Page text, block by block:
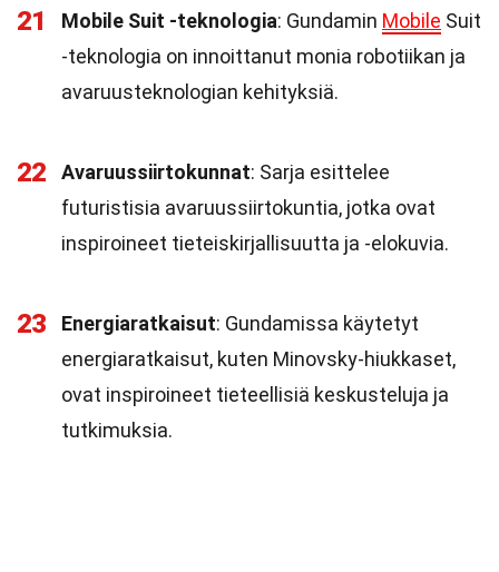
21 Mobile Suit -teknologia: Gundamin Mobile Suit
-teknologia on innoittanut monia robotiikan ja
avaruusteknologian kehityksiä.
22 Avaruussiirtokunnat: Sarja esittelee
futuristisia avaruussiirtokuntia, jotka ovat
inspiroineet tieteiskirjallisuutta ja -elokuvia.
23 Energiaratkaisut: Gundamissa käytetyt
energiaratkaisut, kuten Minovsky-hiukkaset,
ovat inspiroineet tieteellisiä keskusteluja ja
tutkimuksia.